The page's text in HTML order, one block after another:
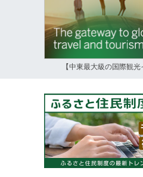
【中東最大級の国際観光